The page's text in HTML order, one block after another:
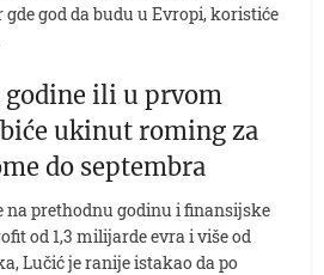
god da budu u Evropi, koristiće
godine ili u prvom
ukinut roming za
do septembra
na prethodnu godinu i finansijske
od 1,3 milijarde evra i više od
Lučić je ranije istakao da po